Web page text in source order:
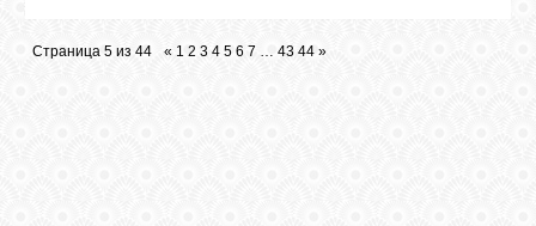
Страница 5 из 44 « 1 2 3 4 5 6 7 … 43 44 »